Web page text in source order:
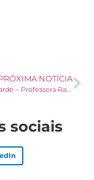
NOTÍCIA
TURMA B3 Tarde – Professora Raylen
sociais